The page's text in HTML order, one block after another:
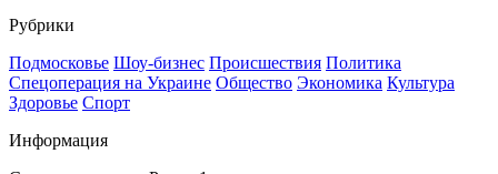
Рубрики
Подмосковье Шоу-бизнес Происшествия Политика
Спецоперация на Украине Общество Экономика Культура
Здоровье Спорт
Информация